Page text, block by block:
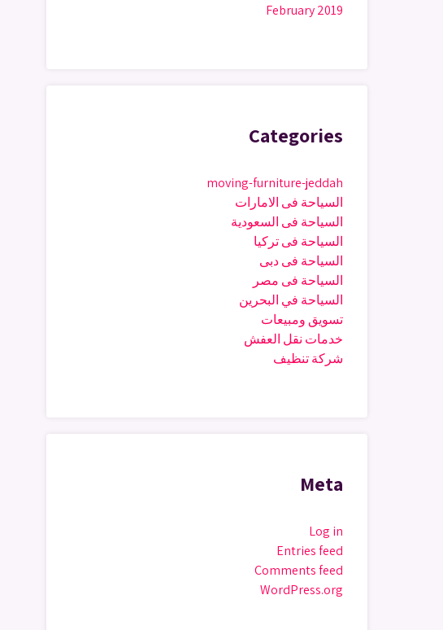
February 2019
Categories
moving-furniture-jeddah
السياحة فى الامارات
السياحة فى السعودية
السياحة فى تركيا
السياحة فى دبى
السياحة فى مصر
السياحة في البحرين
تسويق ومبيعات
خدمات نقل العفش
شركة تنظيف
Meta
Log in
Entries feed
Comments feed
WordPress.org